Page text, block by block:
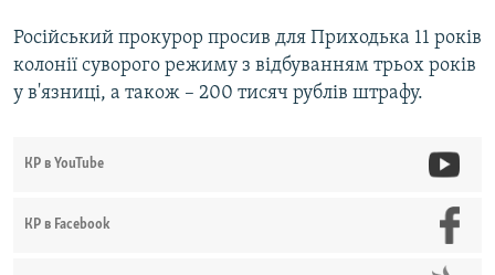
Російський прокурор просив для Приходька 11 років
колонії суворого режиму з відбуванням трьох років
у в'язниці, а також – 200 тисяч рублів штрафу.
КР в YouTube
КР в Facebook